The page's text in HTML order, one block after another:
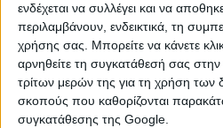
ενδέχεται να συλλέγει και να
περιλαμβάνουν, ενδεικτικά, τη
χρήσης σας. Μπορείτε να κάνετε
αρνηθείτε τη συγκατάθεσή σας στην
τρίτων μερών της για τη χρήση των
σκοπούς που καθορίζονται
συγκατάθεσης της Google.
Στις περιπτώσεις που
επιστροφές φόρου
ιδιοκτήτες μπορούν
υπόψη τους ως τελικές